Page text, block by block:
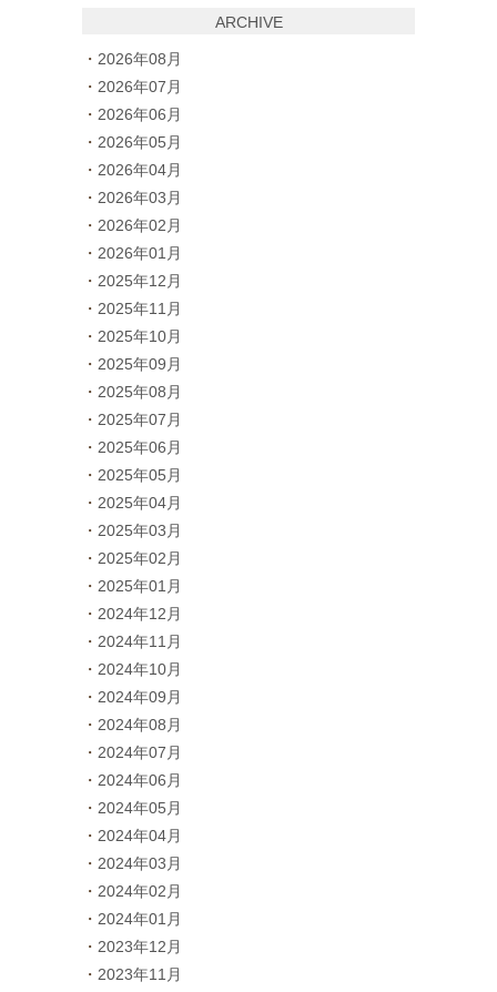
ARCHIVE
2026年08月
2026年07月
2026年06月
2026年05月
2026年04月
2026年03月
2026年02月
2026年01月
2025年12月
2025年11月
2025年10月
2025年09月
2025年08月
2025年07月
2025年06月
2025年05月
2025年04月
2025年03月
2025年02月
2025年01月
2024年12月
2024年11月
2024年10月
2024年09月
2024年08月
2024年07月
2024年06月
2024年05月
2024年04月
2024年03月
2024年02月
2024年01月
2023年12月
2023年11月